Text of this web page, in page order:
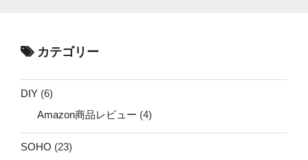
カテゴリー
DIY (6)
Amazon商品レビュー (4)
SOHO (23)